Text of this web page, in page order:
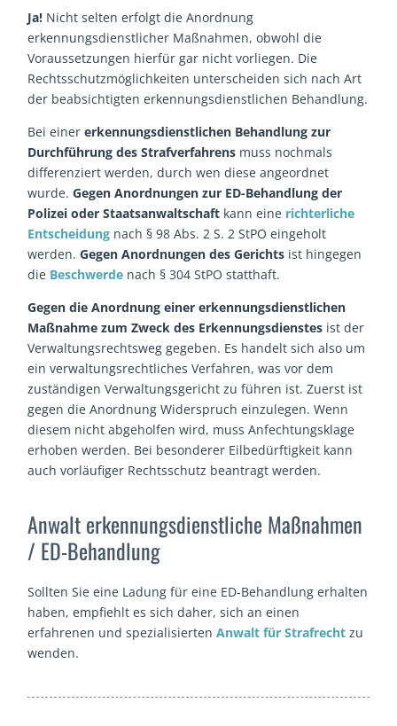
Ja! Nicht selten erfolgt die Anordnung
erkennungsdienstlicher Maßnahmen, obwohl die
Voraussetzungen hierfür gar nicht vorliegen. Die
Rechtsschutzmöglichkeiten unterscheiden sich nach Art
der beabsichtigten erkennungsdienstlichen Behandlung.
Bei einererkennungsdienstlichen Behandlung zur
Durchführung des Strafverfahrens muss nochmals
differenziert werden, durch wen diese angeordnet
wurde.Gegen Anordnungen zur ED-Behandlung der
Polizei oder Staatsanwaltschaft kann eine richterliche
Entscheidung nach § 98 Abs. 2 S. 2 StPO eingeholt
werden.Gegen Anordnungen des Gerichts ist hingegen
die Beschwerde nach § 304 StPO statthaft.
Gegen die Anordnung einer erkennungsdienstlichen
Maßnahme zum Zweck des Erkennungsdienstes ist der
Verwaltungsrechtsweg gegeben. Es handelt sich also um
ein verwaltungsrechtliches Verfahren, was vor dem
zuständigen Verwaltungsgericht zu führen ist. Zuerst ist
gegen die Anordnung Widerspruch einzulegen. Wenn
diesem nicht abgeholfen wird, muss Anfechtungsklage
erhoben werden. Bei besonderer Eilbedürftigkeit kann
auch vorläufiger Rechtsschutz beantragt werden.
Anwalt erkennungsdienstliche Maßnahmen
/ ED-Behandlung
Sollten Sie eine Ladung für eine ED-Behandlung erhalten
haben, empfiehlt es sich daher, sich an einen
erfahrenen und spezialisiertenAnwalt für Strafrecht zu
wenden.